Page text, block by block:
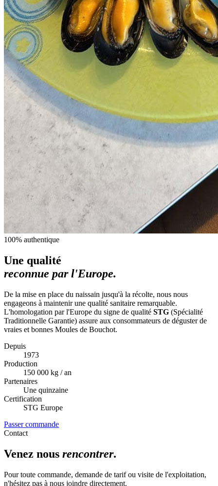
100% authentique
Une qualité
reconnue par l'Europe.
De la mise en place du naissain jusqu'à la récolte, nous nous
engageons à maintenir une qualité sanitaire remarquable.
L'homologation par l'Europe du signe de qualité STG (Spécialité
Traditionnelle Garantie) assure aux consommateurs de déguster de
vraies et bonnes Moules de Bouchot.
Depuis
1973
Production
150 000 kg / an
Partenaires
Une quinzaine
Certification
STG Europe
Passer commande
Contact
Venez nous rencontrer.
Pour toute commande, demande de tarif ou visite de l'exploitation,
n'hésitez pas à nous joindre directement.